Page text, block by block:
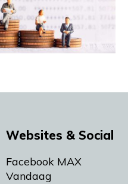
Websites & Social
Facebook MAX
Vandaag